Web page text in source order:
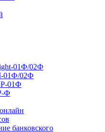
01Ф/02Ф
01Ф/02Ф
01Ф
Ф
банковского